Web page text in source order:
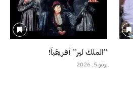
“الملك لير” أفريقياً!
يونيو 5, 2026